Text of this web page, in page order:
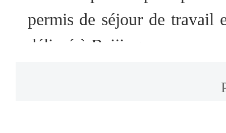
permis de séjour de travail
délivré à Beijing.
3. Le demandeur doit